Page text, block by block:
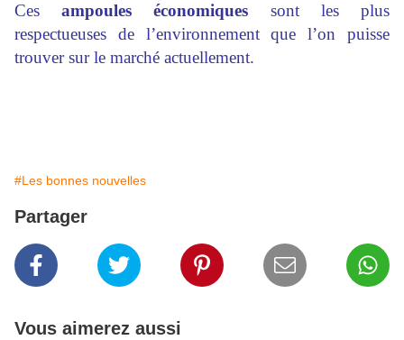
Cesampoules économiques sont les plus
respectueuses de l’environnement que l’on puisse
trouver sur le marché actuellement.
#Les bonnes nouvelles
Partager
Vous aimerez aussi